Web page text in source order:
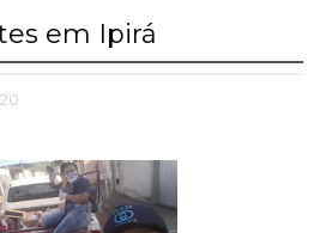
em Ipirá